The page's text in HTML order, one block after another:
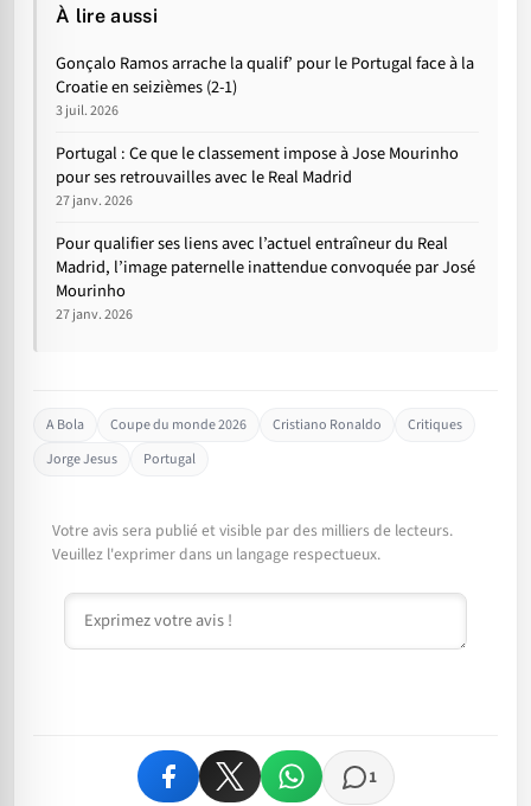
À lire aussi
Gonçalo Ramos arrache la qualif’ pour le Portugal face à la
Croatie en seizièmes (2-1)
3 juil. 2026
Portugal : Ce que le classement impose à Jose Mourinho
pour ses retrouvailles avec le Real Madrid
27 janv. 2026
Pour qualifier ses liens avec l’actuel entraîneur du Real
Madrid, l’image paternelle inattendue convoquée par José
Mourinho
27 janv. 2026
A Bola Coupe du monde 2026 Cristiano Ronaldo
Critiques
Jorge Jesus
Portugal
Votre avis sera publié et visible par des milliers de lecteurs.
Veuillez l'exprimer dans un langage respectueux.
Commentaire
1